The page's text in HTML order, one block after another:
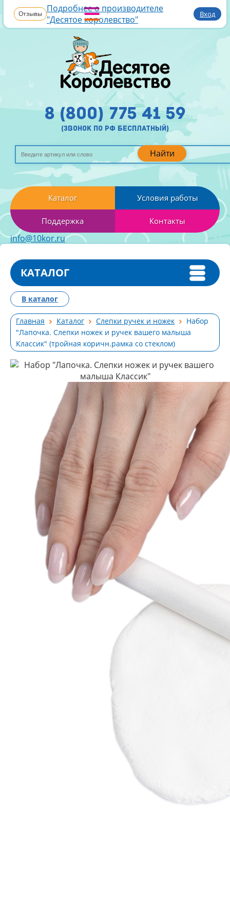
Отзывы Подробнее о производителе
"Десятое королевство"
Вход
Найти
8 (800) 775 41 59
(звонок по рф бесплатный)
Каталог Условия работы
Поддержка Контакты
info@10kor.ru
КАТАЛОГ
Главная Каталог Слепки ручек и ножек
Набор
"Лапочка. Слепки ножек и ручек вашего малыша
Классик" (тройная коричн.рамка со стеклом)
В каталог